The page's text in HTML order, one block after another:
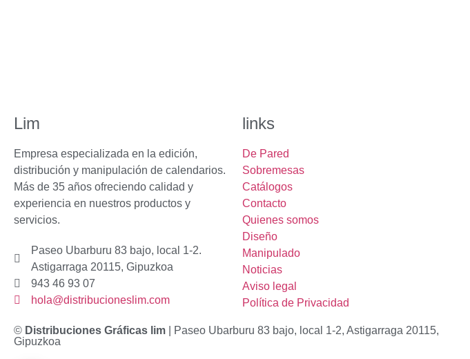
Lim
Empresa especializada en la edición,
distribución y manipulación de calendarios.
Más de 35 años ofreciendo calidad y
experiencia en nuestros productos y
servicios.
Paseo Ubarburu 83 bajo, local 1-2.
Astigarraga 20115, Gipuzkoa
943 46 93 07
hola@distribucioneslim.com
links
De Pared
Sobremesas
Catálogos
Contacto
Quienes somos
Diseño
Manipulado
Noticias
Aviso legal
Política de Privacidad
© Distribuciones Gráficas lim | Paseo Ubarburu 83 bajo, local 1-2, Astigarraga 20115,
Gipuzkoa